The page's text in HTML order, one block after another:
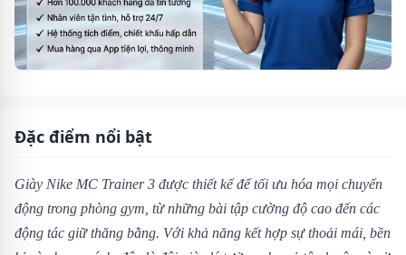
Đặc điểm nổi bật
Giày Nike MC Trainer 3 được thiết kế để tối ưu hóa mọi chuyển
động trong phòng gym, từ những bài tập cường độ cao đến các
động tác giữ thăng bằng. Với khả năng kết hợp sự thoải mái, bền